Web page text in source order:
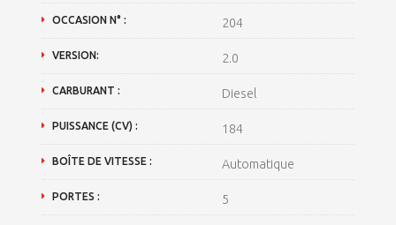
OCCASION N° : 204
VERSION: 2.0
CARBURANT : Diesel
PUISSANCE (CV) : 184
BOÎTE DE VITESSE : Automatique
PORTES : 5